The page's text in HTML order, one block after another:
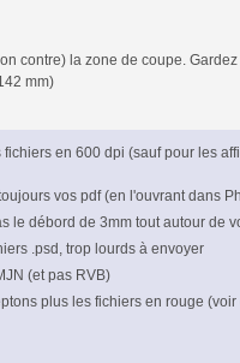
contre) la zone de coupe.
mm)
fichiers en 600 dpi (sauf pour les
vos pdf (en l'ouvrant dans
le débord de 3mm tout autour de
.psd, trop lourds à envoyer
(et pas RVB)
plus les fichiers en rouge (voir